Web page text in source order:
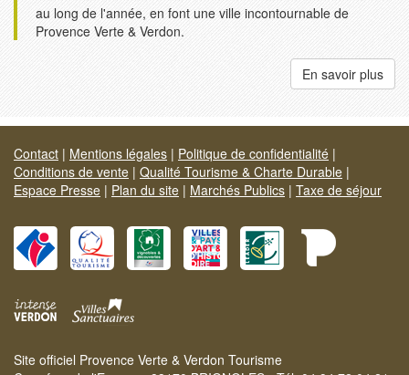
au long de l'année, en font une ville incontournable de
Provence Verte & Verdon.
En savoir plus
Contact | Mentions légales | Politique de confidentialité |
Conditions de vente | Qualité Tourisme & Charte Durable |
Espace Presse | Plan du site | Marchés Publics | Taxe de séjour
Site officiel Provence Verte & Verdon Tourisme